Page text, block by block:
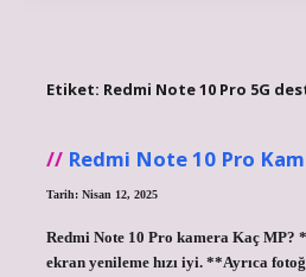
Etiket: Redmi Note 10 Pro 5G
Redmi Note 10 Pro
Tarih: Nisan 12, 2025
Redmi Note 10 Pro kamera Kaç MP?
ekran yenileme hızı iyi. **Ayrıca